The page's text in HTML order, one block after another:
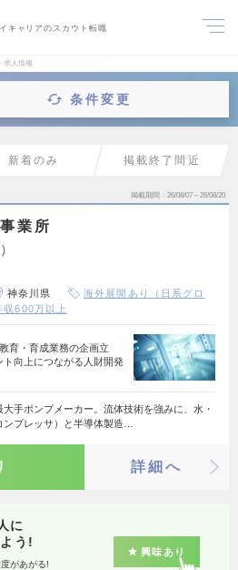
キャリアのスカウト転職
求人情報
条件変更
新着のみ 掲載終了間近
掲載期間 26/08/07～26/08/20
業所
神奈川県
海外展開あり（日系グロ
収600万以上
育・育成業務の企画立
向上につながる人財開発
手ポンプメーカー。流体技術を強みに、水・
プレッサ）と半導体製造…
詳細へ
に
う!
があがる!
興味あり